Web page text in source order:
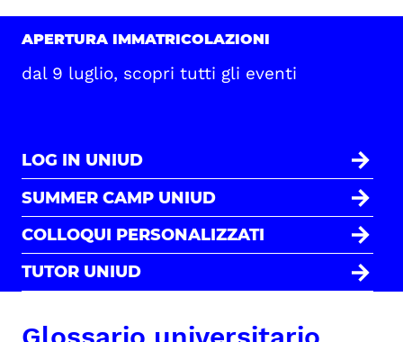
APERTURA IMMATRICOLAZIONI
dal 9 luglio, scopri tutti gli eventi
LOG IN UNIUD
SUMMER CAMP UNIUD
COLLOQUI PERSONALIZZATI
TUTOR UNIUD
Glossario universitario